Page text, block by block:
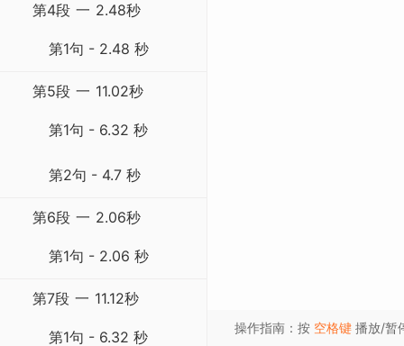
第4段 一 2.48秒
第1句 - 2.48 秒
第5段 一 11.02秒
第1句 - 6.32 秒
第2句 - 4.7 秒
第6段 一 2.06秒
第1句 - 2.06 秒
第7段 一 11.12秒
第1句 - 6.32 秒
操作指南：按 空格键 播放/暂